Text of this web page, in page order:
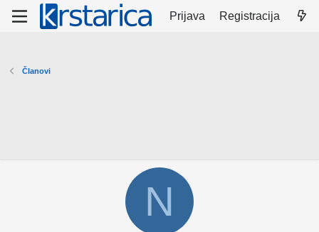
Prijava Registracija
Članovi
N